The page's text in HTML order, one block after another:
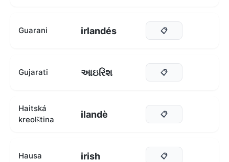
Guarani irlandés 📋
Gujarati આઇરિશ 📋
Haitská
kreolština
ilandè 📋
Hausa irish 📋